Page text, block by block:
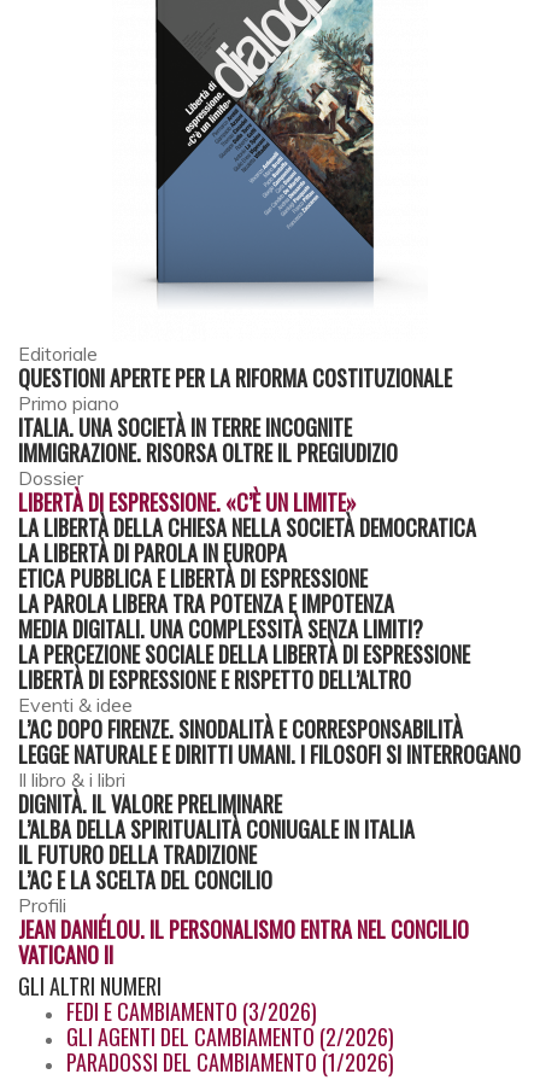
Editoriale
QUESTIONI APERTE PER LA RIFORMA COSTITUZIONALE
Primo piano
ITALIA. UNA SOCIETÀ IN TERRE INCOGNITE
IMMIGRAZIONE. RISORSA OLTRE IL PREGIUDIZIO
Dossier
LIBERTÀ DI ESPRESSIONE. «C’È UN LIMITE»
LA LIBERTÀ DELLA CHIESA NELLA SOCIETÀ DEMOCRATICA
LA LIBERTÀ DI PAROLA IN EUROPA
ETICA PUBBLICA E LIBERTÀ DI ESPRESSIONE
LA PAROLA LIBERA TRA POTENZA E IMPOTENZA
MEDIA DIGITALI. UNA COMPLESSITÀ SENZA LIMITI?
LA PERCEZIONE SOCIALE DELLA LIBERTÀ DI ESPRESSIONE
LIBERTÀ DI ESPRESSIONE E RISPETTO DELL’ALTRO
Eventi & idee
L’AC DOPO FIRENZE. SINODALITÀ E CORRESPONSABILITÀ
LEGGE NATURALE E DIRITTI UMANI. I FILOSOFI SI INTERROGANO
Il libro & i libri
DIGNITÀ. IL VALORE PRELIMINARE
L’ALBA DELLA SPIRITUALITÀ CONIUGALE IN ITALIA
IL FUTURO DELLA TRADIZIONE
L’AC E LA SCELTA DEL CONCILIO
Profili
JEAN DANIÉLOU. IL PERSONALISMO ENTRA NEL CONCILIO
VATICANO II
GLIALTRI NUMERI
FEDI E CAMBIAMENTO (3/2026)
GLI AGENTI DEL CAMBIAMENTO (2/2026)
PARADOSSI DEL CAMBIAMENTO (1/2026)